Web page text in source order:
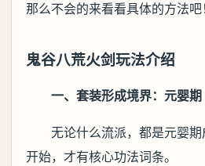
那么不会的来看看具体的方法吧
鬼谷八荒火剑玩法介绍
一、套装形成境界：元婴期
无论什么流派，都是元婴
开始，才有核心功法词条。